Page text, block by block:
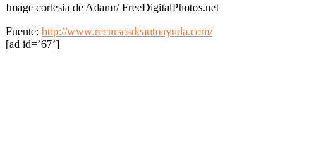
Image cortesia de Adamr/ FreeDigitalPhotos.net
Fuente: http://www.recursosdeautoayuda.com/
[ad id=’67’]